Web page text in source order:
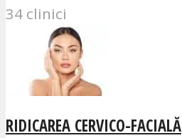
34 clinici
RIDICAREA CERVICO-FACIALĂ